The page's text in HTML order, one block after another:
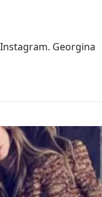
Georgina